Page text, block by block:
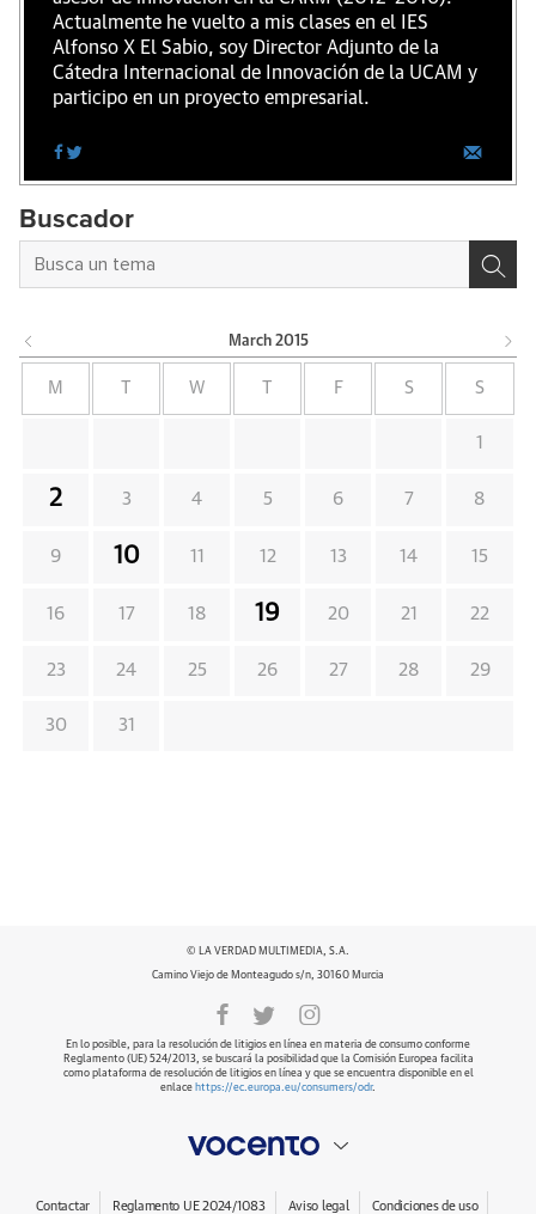
Actualmente he vuelto a mis clases en el IES
Alfonso X El Sabio, soy Director Adjunto de la
Cátedra Internacional de Innovación de la UCAM y
participo en un proyecto empresarial.
Buscador
March 2015
M W F S S
1
2 3 4 5 6 7 8
9 10 11 12 13 14 15
16 17 18 19 20 21 22
23 24 25 26 27 28 29
30 31
© LA VERDAD MULTIMEDIA, S.A.
Camino Viejo de Monteagudo s/n, 30160 Murcia
En lo posible, para la resolución de litigios en línea en materia de consumo conforme
Reglamento (UE) 524/2013, se buscará la posibilidad que la Comisión Europea facilita
como plataforma de resolución de litigios en línea y que se encuentra disponible en el
enlace https://ec.europa.eu/consumers/odr.
Contactar Reglamento UE 2024/1083 Aviso legal Condiciones de uso